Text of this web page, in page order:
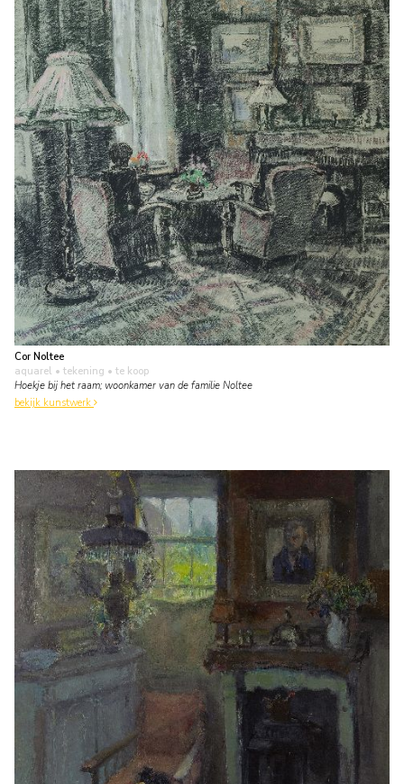
Cor Noltee
aquarel • tekening • te koop
Hoekje bij het raam; woonkamer van de familie Noltee
bekijk kunstwerk